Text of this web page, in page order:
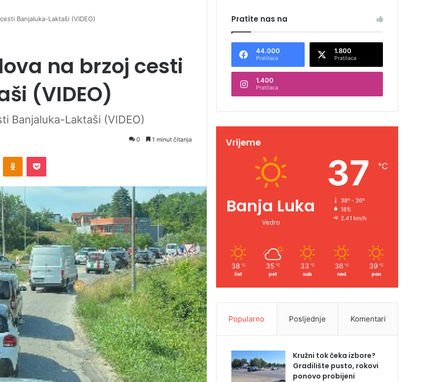
Banjaluka-Laktaši (VIDEO)
na brzoj cesti
(VIDEO)
Banjaluka-Laktaši (VIDEO)
0 1 minut čitanja
Pratite nas na
44.000
Pratilaca
1.800
Pratilaca
1.400
Pratilaca
Vrijeme
Banja Luka
Vedro
37 ℃
38º - 26º
18%
2.41 km/h
38 ℃
čet
35 ℃
pet
33 ℃
sub
36 ℃
ned
39 ℃
pon
Popularno Posljednje Komentari
Kružni tok čeka izbore?
Gradilište pusto, rokovi
ponovo probijeni